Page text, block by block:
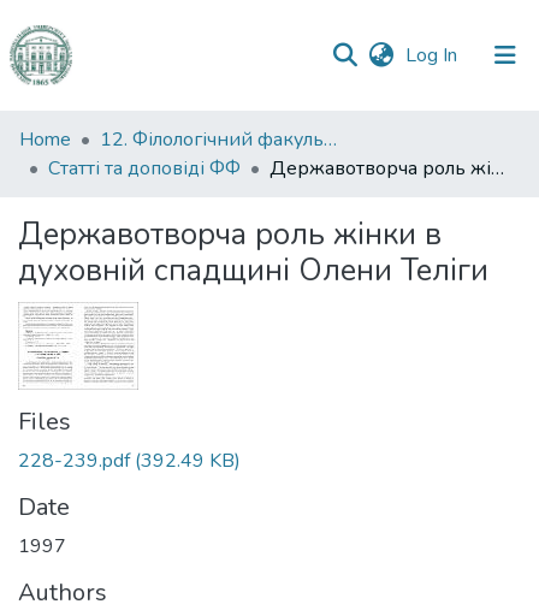
Log In (current)
Communities
&
All of DSpace
Statistics
Home
12. Філологічний факультет
Статті та доповіді ФФ
Державотворча роль жінки в духовній спадщині Олени Теліги
Державотворча роль жінки в
духовній спадщині Олени Теліги
Files
228-239.pdf(392.49 KB)
Date
1997
Authors